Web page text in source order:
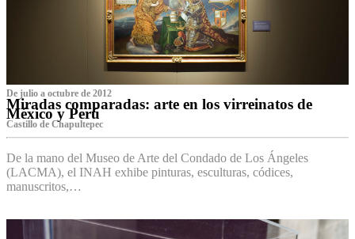
De julio a octubre de 2012
Miradas comparadas: arte en los virreinatos de
México y Perú
Castillo de Chapultepec
De la mano del Museo de Arte del Condado de Los Ángeles
(LACMA), el INAH exhibe pinturas, esculturas, códices,
manuscritos,…